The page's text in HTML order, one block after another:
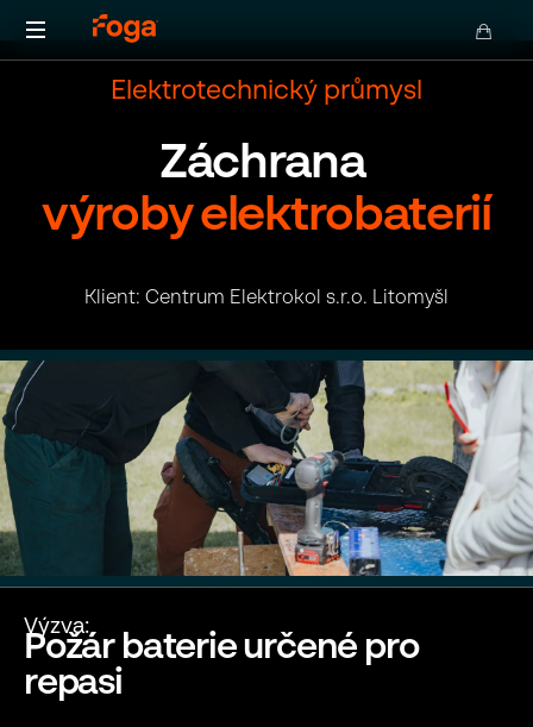
Inovativní
21.
století
Elektrotechnický průmysl
Záchrana
výroby elektrobaterií
Klient: Centrum Elektrokol s.r.o. Litomyšl
Výzva:
Požár baterie určené pro
repasi